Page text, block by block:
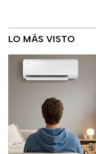
LO MÁS VISTO